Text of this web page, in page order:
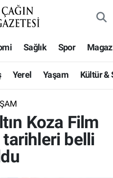
Sağlık Spor
Yerel Yaşam Kültür &
Koza Film
tarihleri belli
ve Fikstür